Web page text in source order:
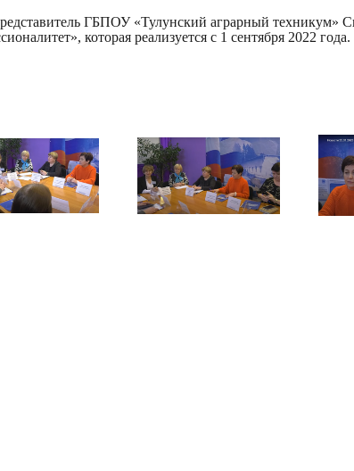
ГБПОУ «Тулунский аграрный техникум»
которая реализуется с 1 сентября 2022 года.